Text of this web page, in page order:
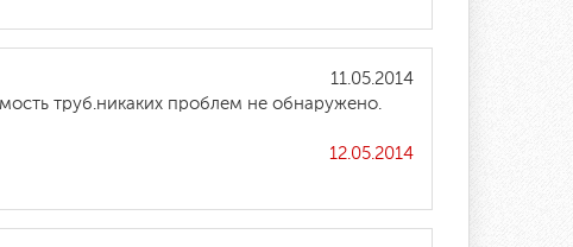
11.05.2014
труб.никаких проблем не обнаружено.
12.05.2014